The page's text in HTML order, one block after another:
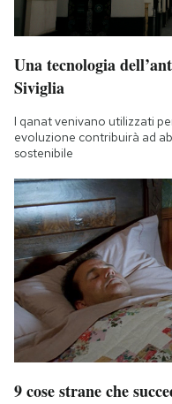
Una tecnologia
Siviglia
I qanat venivano utilizzati
evoluzione contribuirà ad
sostenibile
9 cose strane che